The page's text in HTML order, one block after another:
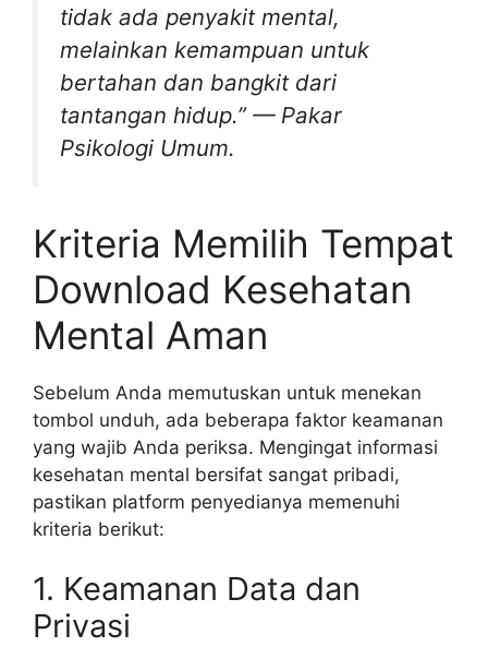
tidak ada penyakit mental,
melainkan kemampuan untuk
bertahan dan bangkit dari
tantangan hidup.” — Pakar
Psikologi Umum.
Kriteria Memilih Tempat
Download Kesehatan
Mental Aman
Sebelum Anda memutuskan untuk menekan
tombol unduh, ada beberapa faktor keamanan
yang wajib Anda periksa. Mengingat informasi
kesehatan mental bersifat sangat pribadi,
pastikan platform penyedianya memenuhi
kriteria berikut:
1. Keamanan Data dan
Privasi